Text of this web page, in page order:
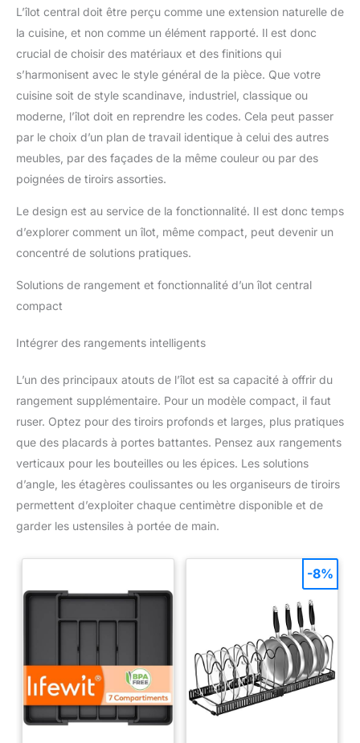
L’îlot central doit être perçu comme une extension naturelle de
la cuisine, et non comme un élément rapporté. Il est donc
crucial de choisir des matériaux et des finitions qui
s’harmonisent avec le style général de la pièce. Que votre
cuisine soit de style scandinave, industriel, classique ou
moderne, l’îlot doit en reprendre les codes. Cela peut passer
par le choix d’un plan de travail identique à celui des autres
meubles, par des façades de la même couleur ou par des
poignées de tiroirs assorties.
Le design est au service de la fonctionnalité. Il est donc temps
d’explorer comment un îlot, même compact, peut devenir un
concentré de solutions pratiques.
Solutions de rangement et fonctionnalité d’un îlot central
compact
Intégrer des rangements intelligents
L’un des principaux atouts de l’îlot est sa capacité à offrir du
rangement supplémentaire. Pour un modèle compact, il faut
ruser. Optez pour des tiroirs profonds et larges, plus pratiques
que des placards à portes battantes. Pensez aux rangements
verticaux pour les bouteilles ou les épices. Les solutions
d’angle, les étagères coulissantes ou les organiseurs de tiroirs
permettent d’exploiter chaque centimètre disponible et de
garder les ustensiles à portée de main.
-8%